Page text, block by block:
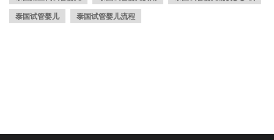
泰国试管婴儿
泰国试管婴儿流程